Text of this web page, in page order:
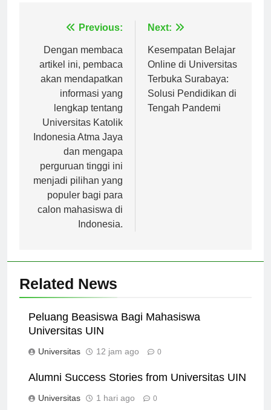
Navigasi
pos
Previous:
Dengan membaca
artikel ini, pembaca
akan mendapatkan
informasi yang
lengkap tentang
Universitas Katolik
Indonesia Atma Jaya
dan mengapa
perguruan tinggi ini
menjadi pilihan yang
populer bagi para
calon mahasiswa di
Indonesia.
Next:
Kesempatan Belajar
Online di Universitas
Terbuka Surabaya:
Solusi Pendidikan di
Tengah Pandemi
Related News
Peluang Beasiswa Bagi Mahasiswa
Universitas UIN
Universitas 12 jam ago 0
Alumni Success Stories from Universitas UIN
Universitas 1 hari ago 0